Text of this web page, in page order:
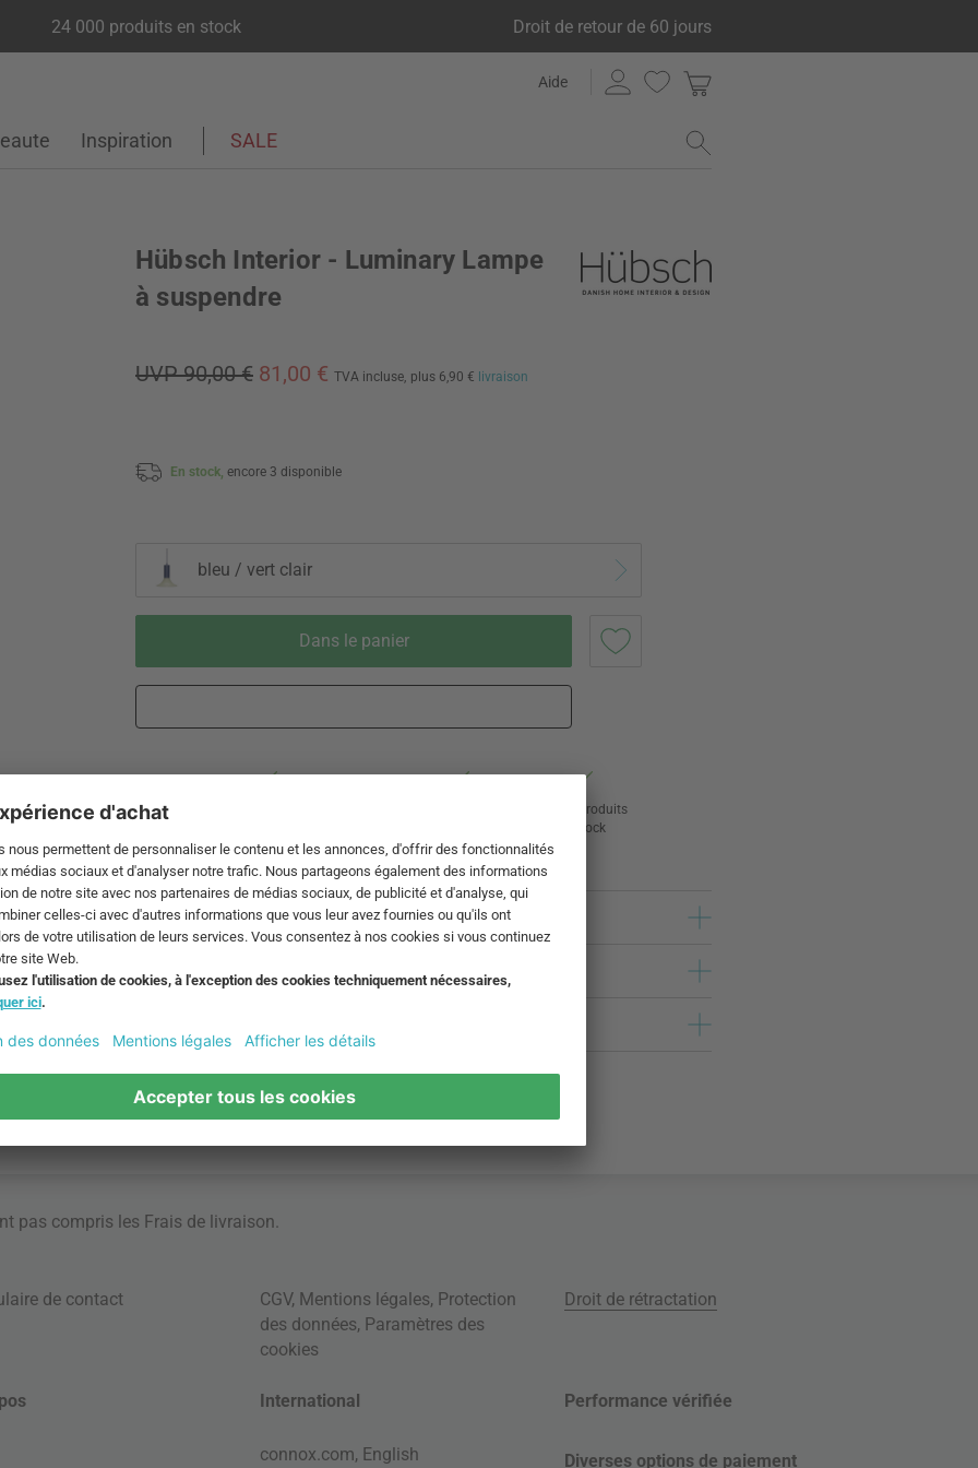
24 000 produits en stock Droit de retour de 60 jours
Aide
Inspiration SALE
Hübsch Interior - Luminary Lampe
à suspendre
UVP 90,00 € 81,00 € TVA incluse, plus 6,90 € livraison
En stock, encore 3 disponible
bleu / vert clair
Dans le panier
Livraison 3-5 jours ouvrables après
24 000 produits
en stock
pas compris les Frais de livraison
de contact CGV, Mentions légales, Protection
des données, Paramètres des
cookies
Droit de rétractation
International
connox.com, English
Performance vérifiée
Diverses options de paiement